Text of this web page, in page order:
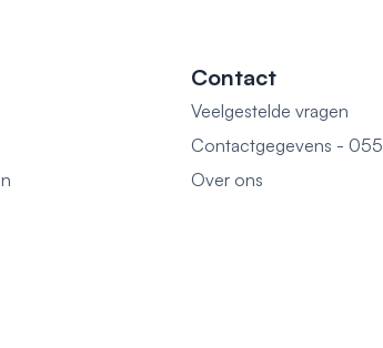
Contact
Veelgestelde vragen
Contactgegevens -
Over ons